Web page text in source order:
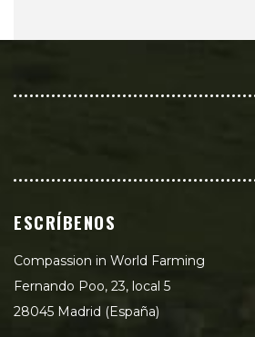
ESCRÍBENOS
Compassion in World Farming
Fernando Poo, 23, local 5
28045 Madrid (España)